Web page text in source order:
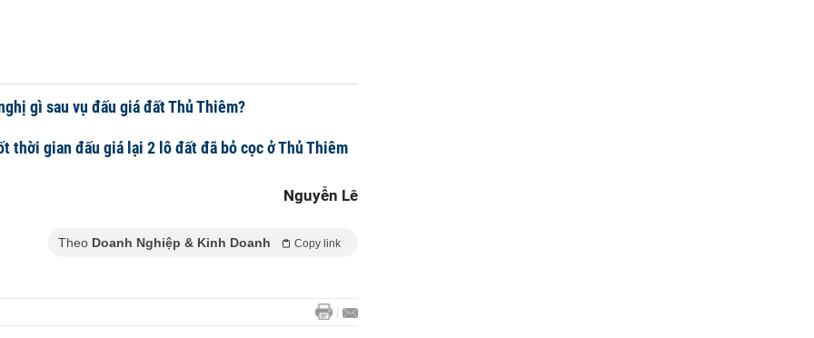
gì sau vụ đấu giá đất Thủ Thiêm?
thời gian đấu giá lại 2 lô đất đã bỏ cọc ở Thủ Thiêm
Nguyễn Lê
Theo Doanh Nghiệp & Kinh Doanh Copy link